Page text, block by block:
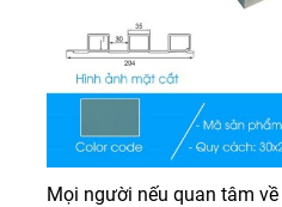
Mọi người nếu quan tâm